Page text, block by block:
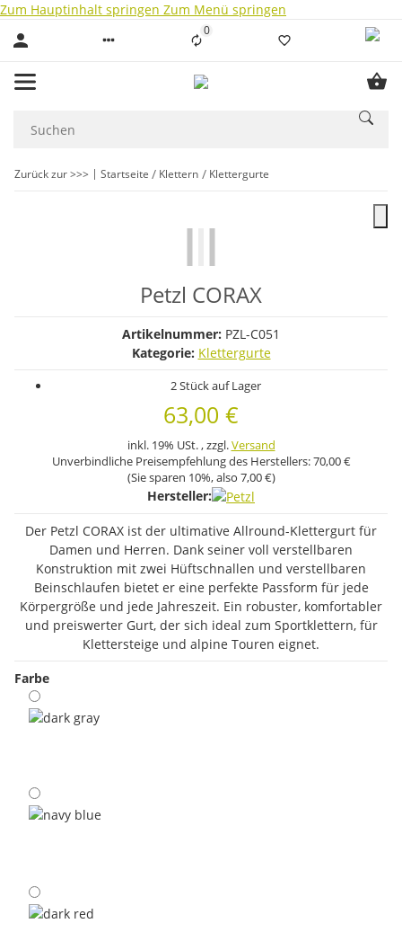
Zum Hauptinhalt springen Zum Menü springen
0Liste ist leer
Zurück zur >>> Startseite Klettern Klettergurte
Petzl CORAX
Artikelnummer: PZL-C051
Kategorie: Klettergurte
2 Stück auf Lager
63,00 €
inkl. 19% USt. , zzgl.Versand
Unverbindliche Preisempfehlung des Herstellers:70,00 €
(Sie sparen 10%, also 7,00 €)
Hersteller:
Der Petzl CORAX ist der ultimative Allround-Klettergurt für
Damen und Herren. Dank seiner voll verstellbaren
Konstruktion mit zwei Hüftschnallen und verstellbaren
Beinschlaufen bietet er eine perfekte Passform für jede
Körpergröße und jede Jahreszeit. Ein robuster, komfortabler
und preiswerter Gurt, der sich ideal zum Sportklettern, für
Klettersteige und alpine Touren eignet.
Farbe
dark gray
navy blue